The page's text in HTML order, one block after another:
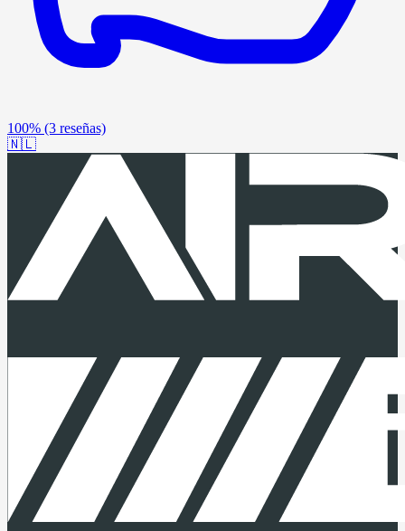
100% (3 reseñas)
🇳🇱